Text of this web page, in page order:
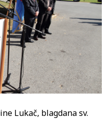
Lukač, blagdana sv.